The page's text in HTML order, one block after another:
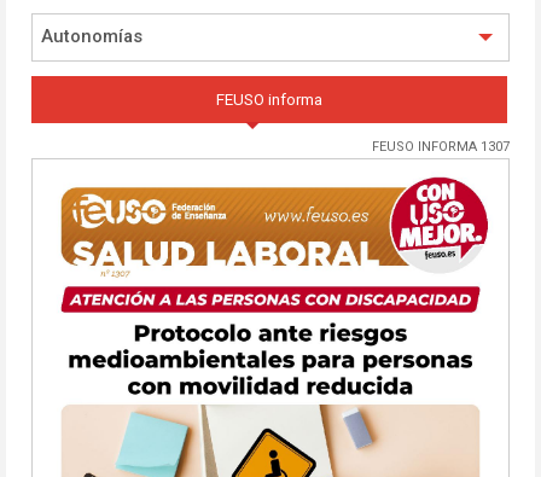
Autonomías
FEUSO informa
FEUSO INFORMA 1307